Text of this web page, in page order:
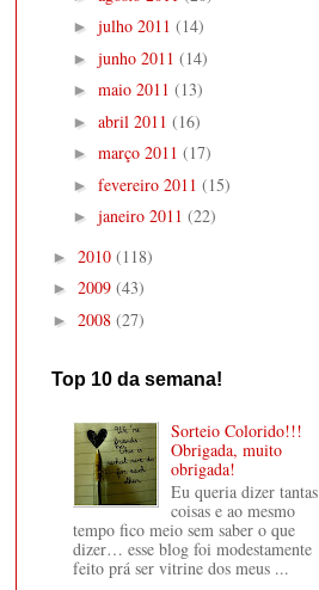
► julho 2011 (14)
► junho 2011 (14)
► maio 2011 (13)
► abril 2011 (16)
► março 2011 (17)
► fevereiro 2011 (15)
► janeiro 2011 (22)
► 2010 (118)
► 2009 (43)
► 2008 (27)
Top 10 da semana!
Sorteio Colorido!!!
Obrigada, muito
obrigada!
Eu queria dizer tantas
coisas e ao mesmo
tempo fico meio sem saber o que
dizer… esse blog foi modestamente
feito prá ser vitrine dos meus ...